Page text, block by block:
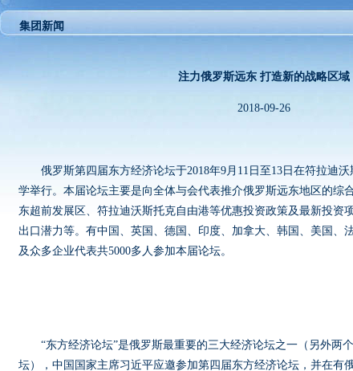
集团新闻
注力俄罗斯远东 打造新的战略区域
2018-09-26
俄罗斯第四届东方经济论坛于2018年9月11日至13日在符拉迪沃
学举行。本届论坛主要是向全体与会代表推介俄罗斯远东地区的综
东超前发展区、符拉迪沃斯托克自由港等优惠投资政策及最新投资
出口潜力等。有中国、英国、德国、印度、加拿大、韩国、美国、
及众多企业代表共5000多人参加本届论坛。
“东方经济论坛”是俄罗斯最重要的三大经济论坛之一（另外两
坛），中国国家主席习近平应邀参加第四届东方经济论坛，并在有